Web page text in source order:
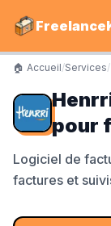
CATÉGORIES
Services
Boîte à
🏠 Accueil/Services/
pour
Logiciel de
factures et